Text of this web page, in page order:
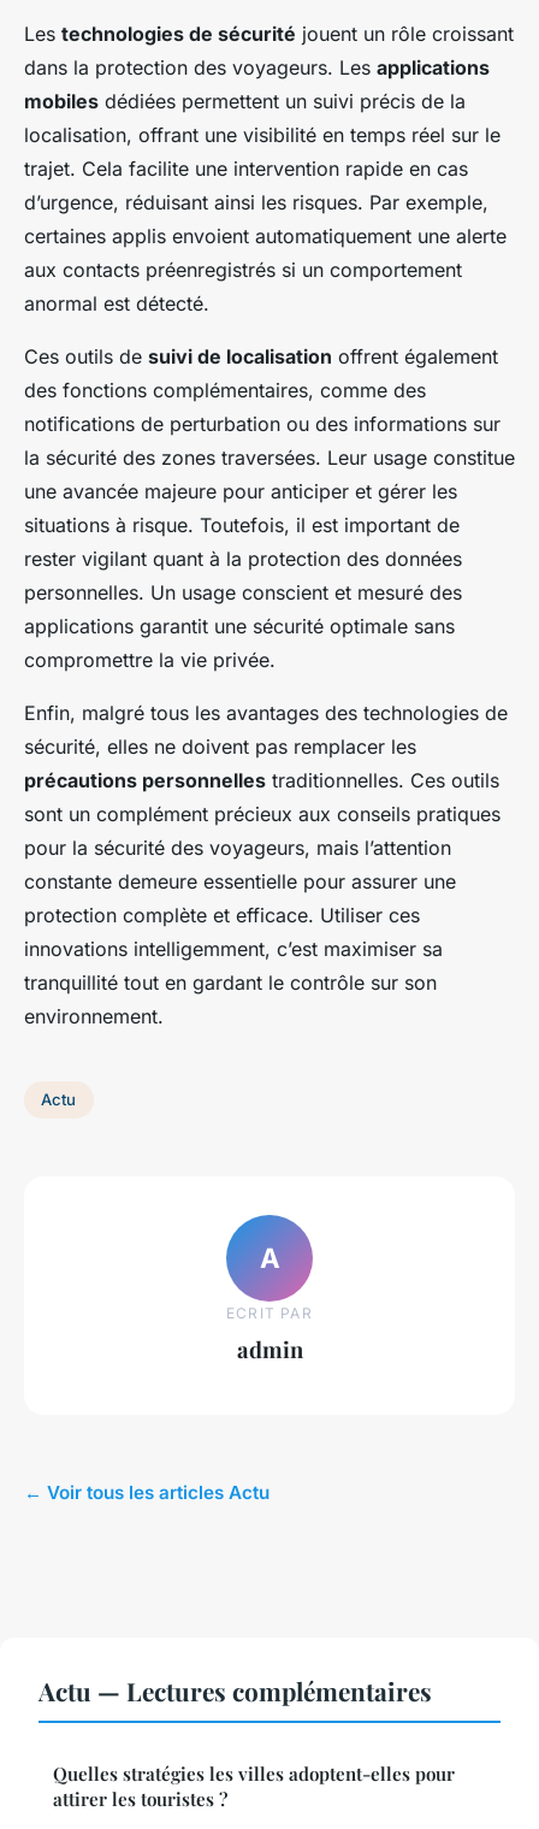
Les technologies de sécurité jouent un rôle croissant
dans la protection des voyageurs. Les applications
mobiles dédiées permettent un suivi précis de la
localisation, offrant une visibilité en temps réel sur le
trajet. Cela facilite une intervention rapide en cas
d’urgence, réduisant ainsi les risques. Par exemple,
certaines applis envoient automatiquement une alerte
aux contacts préenregistrés si un comportement
anormal est détecté.
Ces outils de suivi de localisation offrent également
des fonctions complémentaires, comme des
notifications de perturbation ou des informations sur
la sécurité des zones traversées. Leur usage constitue
une avancée majeure pour anticiper et gérer les
situations à risque. Toutefois, il est important de
rester vigilant quant à la protection des données
personnelles. Un usage conscient et mesuré des
applications garantit une sécurité optimale sans
compromettre la vie privée.
Enfin, malgré tous les avantages des technologies de
sécurité, elles ne doivent pas remplacer les
précautions personnelles traditionnelles. Ces outils
sont un complément précieux aux conseils pratiques
pour la sécurité des voyageurs, mais l’attention
constante demeure essentielle pour assurer une
protection complète et efficace. Utiliser ces
innovations intelligemment, c’est maximiser sa
tranquillité tout en gardant le contrôle sur son
environnement.
Actu
A
ECRIT PAR
admin
← Voir tous les articles Actu
Actu — Lectures complémentaires
Quelles stratégies les villes adoptent-elles pour
attirer les touristes ?